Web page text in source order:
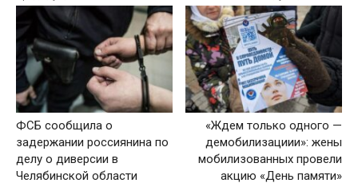
ФСБ сообщила о
задержании россиянина по
делу о диверсии в
Челябинской области
«Ждем только одного —
демобилизациии»: жены
мобилизованных провели
акцию «День памяти»